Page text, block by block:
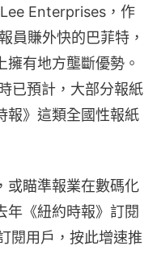
Enterprises，作
員賺外快的巴菲特，
有地方壟斷優勢。
已預計，大部分報紙
報》這類全國性報紙
或瞄準報業在數碼化
年《紐約時報》訂閱
閱用戶，按此增速推